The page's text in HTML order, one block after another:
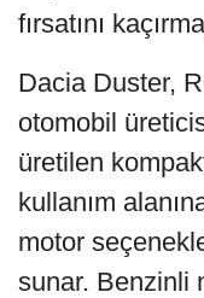
fırsatını
Dacia Duster,
otomobil
üretilen
kullanım
motor
sunar. Benzinli